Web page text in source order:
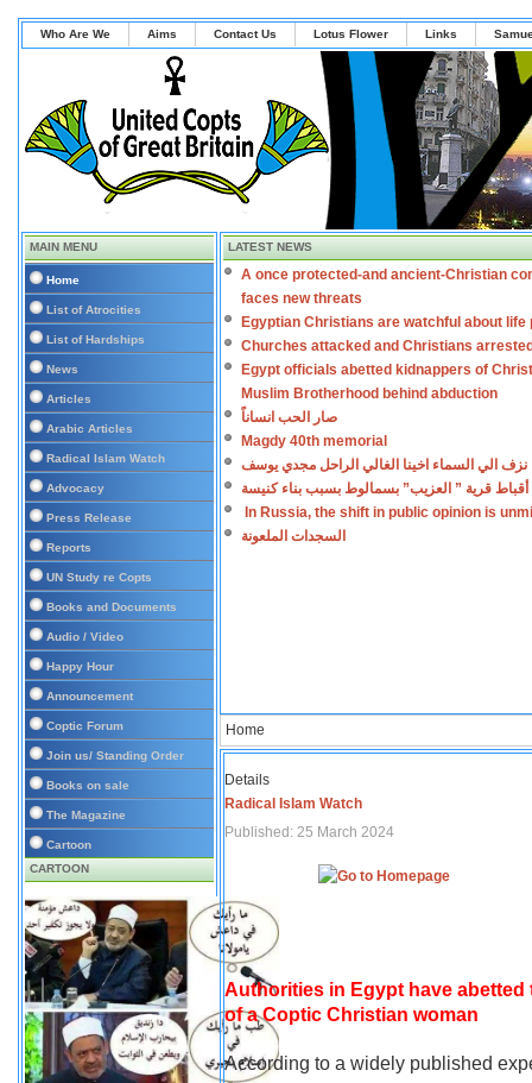
Who Are We Aims Contact Us Lotus Flower Links
MAIN MENU
Home
List of Atrocities
List of Hardships
News
Articles
Arabic Articles
Radical Islam Watch
Advocacy
Press Release
Reports
UN Study re Copts
Books and Documents
Audio / Video
Happy Hour
Announcement
Coptic Forum
Join us/ Standing Order
Books on sale
The Magazine
Cartoon
CARTOON
LATEST NEWS
A once protected-and ancient-Christian
faces new threats
Egyptian Christians are watchful about life
Churches attacked and Christians
Egypt officials abetted kidnappers of
Muslim Brotherhood behind abduction
صار الحب انساناً
Magdy 40th memorial
نزف الي السماء اخينا الغالي الراحل مجدي يوسف
أقباط قرية ” العزيب” بسمالوط بسبب بناء كنيسة
In Russia, the shift in public opinion is
السجدات الملعونة
Home
Details
Radical Islam Watch
Published: 25 March 2024
Authorities in Egypt have
of a Coptic Christian woman
According to a widely published